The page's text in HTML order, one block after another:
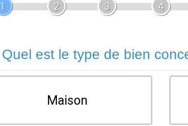
1
2 3 4
Quel est le type de bien
Maison